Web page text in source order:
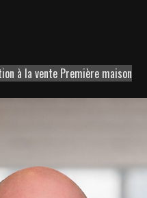
à la vente Première maison